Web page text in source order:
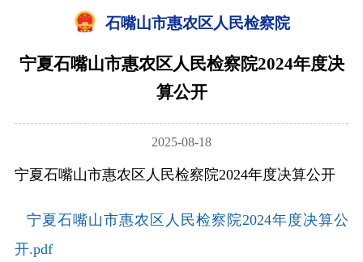
石嘴山市惠农区人民检察院
宁夏石嘴山市惠农区人民检察院2024年度决
算公开
2025-08-18
宁夏石嘴山市惠农区人民检察院2024年度决算公开
宁夏石嘴山市惠农区人民检察院2024年度决算公
开.pdf